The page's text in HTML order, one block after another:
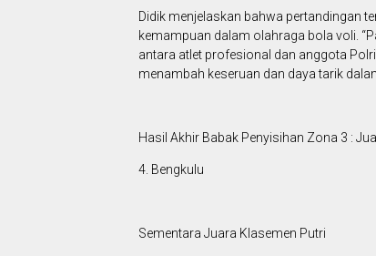
Didik menjelaskan bahwa pertandingan
kemampuan dalam olahraga bola voli.
antara atlet profesional dan anggota
menambah keseruan dan daya tarik
Hasil Akhir Babak Penyisihan Zona 3 :
4. Bengkulu
Sementara Juara Klasemen Putri